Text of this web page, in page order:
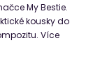
My Bestie.
kousky do
Více